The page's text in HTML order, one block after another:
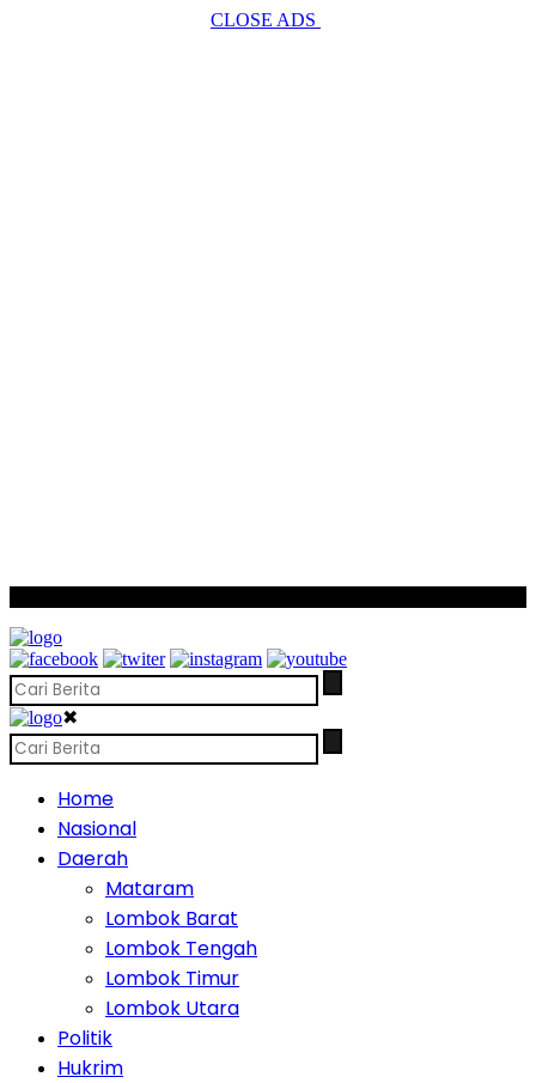
CLOSE ADS
✖
Home
Nasional
Daerah
Mataram
Lombok Barat
Lombok Tengah
Lombok Timur
Lombok Utara
Politik
Hukrim